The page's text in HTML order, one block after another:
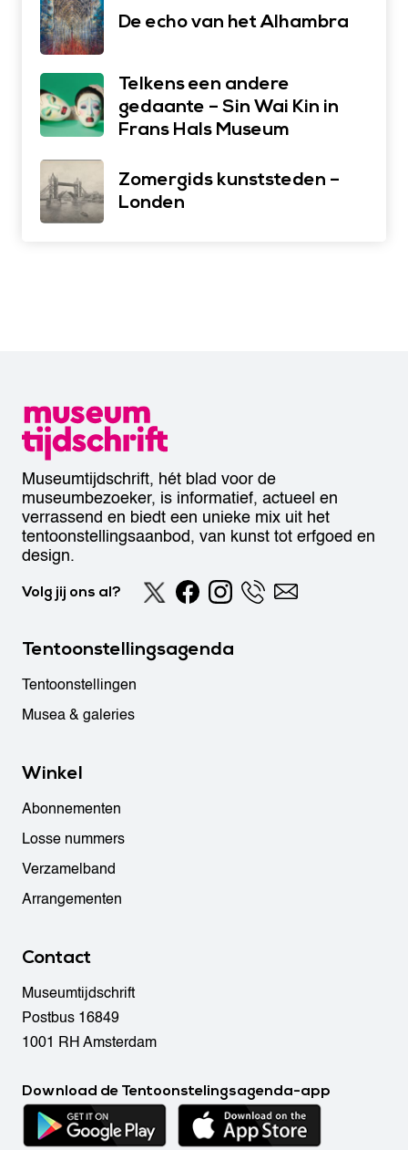
De echo van het Alhambra
Telkens een andere
gedaante – Sin Wai Kin in
Frans Hals Museum
Zomergids kunststeden –
Londen
Museumtijdschrift, hét blad voor de
museumbezoeker, is informatief, actueel en
verrassend en biedt een unieke mix uit het
tentoonstellingsaanbod, van kunst tot erfgoed en
design.
Volg jij ons al?
Tentoonstellingsagenda
Tentoonstellingen
Musea & galeries
Winkel
Abonnementen
Losse nummers
Verzamelband
Arrangementen
Contact
Museumtijdschrift
Postbus 16849
1001 RH Amsterdam
Download de Tentoonstelingsagenda-app